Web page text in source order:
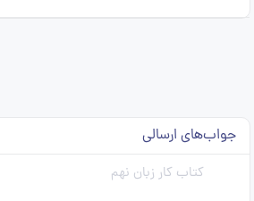
جواب‌های ارسالی
کتاب کار زبان نهم